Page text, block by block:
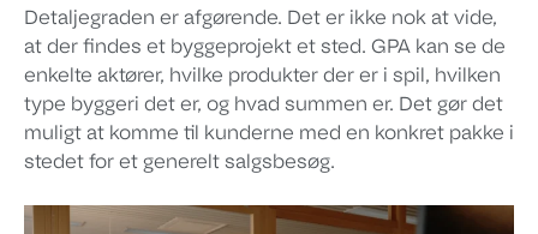
Detaljegraden er afgørende. Det er ikke nok at vide,
at der findes et byggeprojekt et sted. GPA kan se de
enkelte aktører, hvilke produkter der er i spil, hvilken
type byggeri det er, og hvad summen er. Det gør det
muligt at komme til kunderne med en konkret pakke i
stedet for et generelt salgsbesøg.